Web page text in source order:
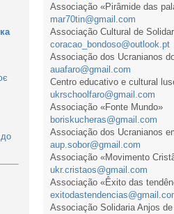
Associação «Pirâmide das
mar70tin@gmail.com
Associação Cultural de
coracao_bondoso@outlook.pt
Associação dos Ucranianos
auafaro@gmail.com
Centro educativo e cultural
ukrschoolfaro@gmail.com
Associação «Fonte Mundo»
boriskucheras@gmail.com
Associação dos Ucranianos
aup.sobor@gmail.com
Associação «Movimento
ukr.cristaos@gmail.com
Associação «Êxito das
Associação Solidaria Anjos